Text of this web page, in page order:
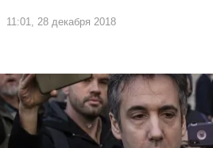
Дата:
11:01, 28 декабря 2018